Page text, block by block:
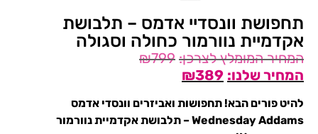
תחפושת וונסדיי אדמס – תלבושת
אקדמיית נוורמור כחולה וסגולה
₪799
₪389
להיט פורים הבא! תחפושות ואביזרים וונסדי אדמס
Wednesday Addams – תלבושת אקדמיית נוורמור